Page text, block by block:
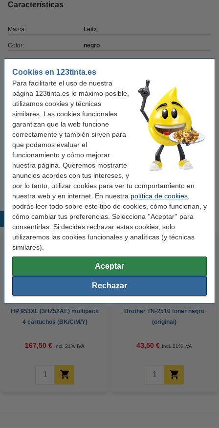
Cookies en 123tinta.es
Para facilitarte el uso de nuestra
página 123tinta.es lo máximo posible,
utilizamos cookies y técnicas
similares. Las cookies funcionales
garantizan que la web funcione
correctamente y también sirven para
que podamos evaluar el
funcionamiento y cómo mejorar
nuestra página. Queremos mostrarte
anuncios acordes con tus intereses, y
por lo tanto, utilizar cookies para ver tu comportamiento en
nuestra web y en internet. En nuestra política de cookies
podrás leer todo sobre este tipo de cookies, cómo funcionan, y
cómo cambiar tus preferencias. Selecciona ''Aceptar'' para
consentirlas. Si decides rechazar estas cookies, solo
utilizaremos las cookies funcionales y analíticas (y técnicas
similares).
Aceptar
Rechazar
Características
Marca: Leitz
Color: negro
Tamaño papel: A5
Ancho detrás: 77 mm
Soporte etiquetas: sí
Agujero de sujeción: no
Protección de bordes: no
Cantidad: 1 unidad
Productos destacados
HP 953XL (3HZ52AE) multipack
4 cartuchos (BK/C/M/Y)
167,50 € Incl. 21% IVA
Brother TN-2510 toner negro
(original)
43,50 € Incl. 21% IVA